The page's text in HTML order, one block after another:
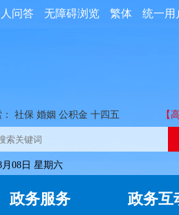
统一用
繁体
无障碍浏览
问答
社保 婚姻 公积金 十四五 【
月08日 星期六
政务服务 政务互